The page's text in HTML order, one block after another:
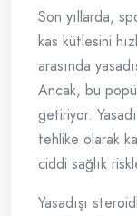
Son yıllarda,
kas kütlesini
arasında
Ancak, bu
getiriyor.
tehlike olarak
ciddi sağlık
Yasadışı